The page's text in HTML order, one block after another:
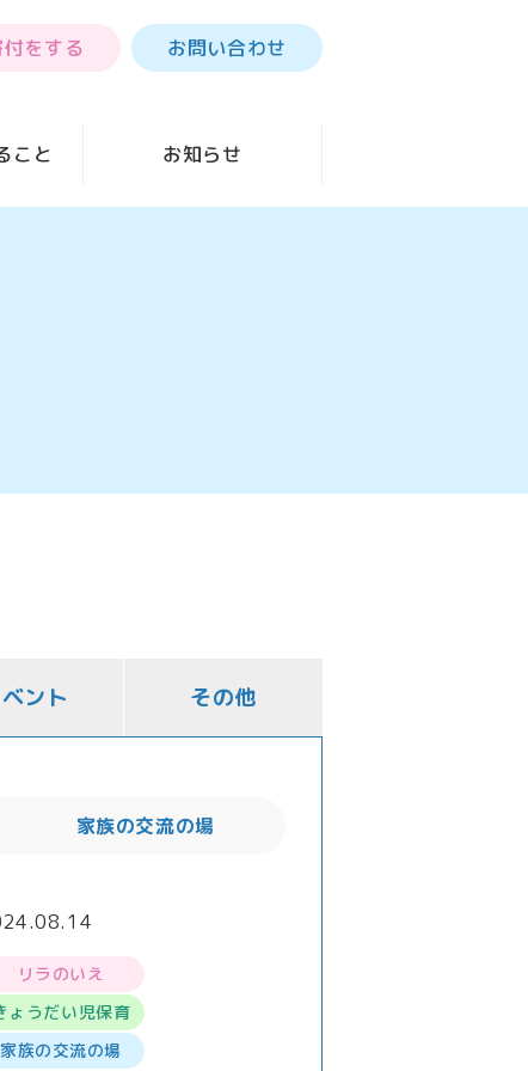
付をする お問い合わせ
こと お知らせ
ント その他
家族の交流の場
リラのいえ
ょうだい児保育
家族の交流の場